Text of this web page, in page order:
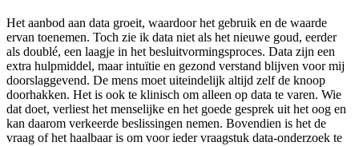
Het aanbod aan data groeit, waardoor het gebruik en de waarde
ervan toenemen. Toch zie ik data niet als het nieuwe goud, eerder
als doublé, een laagje in het besluitvormingsproces. Data zijn een
extra hulpmiddel, maar intuïtie en gezond verstand blijven voor mij
doorslaggevend. De mens moet uiteindelijk altijd zelf de knoop
doorhakken. Het is ook te klinisch om alleen op data te varen. Wie
dat doet, verliest het menselijke en het goede gesprek uit het oog en
kan daarom verkeerde beslissingen nemen. Bovendien is het de
vraag of het haalbaar is om voor ieder vraagstuk data-onderzoek te